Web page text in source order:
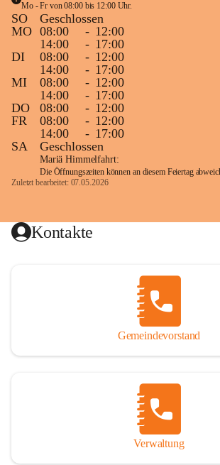
Mo - Fr von 08:00 bis 12:00 Uhr.
SO
Geschlossen
MO 08:00 - 12:00
14:00
- 17:00
DI
08:00 - 12:00
14:00
- 17:00
MI
08:00 - 12:00
14:00
- 17:00
DO
08:00 - 12:00
FR
08:00 - 12:00
14:00
- 17:00
SA
Geschlossen
Mariä Himmelfahrt:
Die Öffnungszeiten können an diesem Feiertag
Zuletzt bearbeitet: 07.05.2026
Kontakte
Gemeindevorstand
Verwaltung